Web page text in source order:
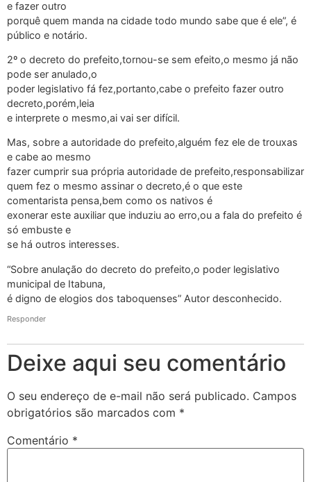
e fazer outro
porquê quem manda na cidade todo mundo sabe que é ele”, é
público e notário.
2º o decreto do prefeito,tornou-se sem efeito,o mesmo já não
pode ser anulado,o
poder legislativo fá fez,portanto,cabe o prefeito fazer outro
decreto,porém,leia
e interprete o mesmo,ai vai ser difícil.
Mas, sobre a autoridade do prefeito,alguém fez ele de trouxas
e cabe ao mesmo
fazer cumprir sua própria autoridade de prefeito,responsabilizar
quem fez o mesmo assinar o decreto,é o que este
comentarista pensa,bem como os nativos é
exonerar este auxiliar que induziu ao erro,ou a fala do prefeito é
só embuste e
se há outros interesses.
“Sobre anulação do decreto do prefeito,o poder legislativo
municipal de Itabuna,
é digno de elogios dos taboquenses” Autor desconhecido.
Responder
Deixe aqui seu comentário
O seu endereço de e-mail não será publicado. Campos
obrigatórios são marcados com *
Comentário *